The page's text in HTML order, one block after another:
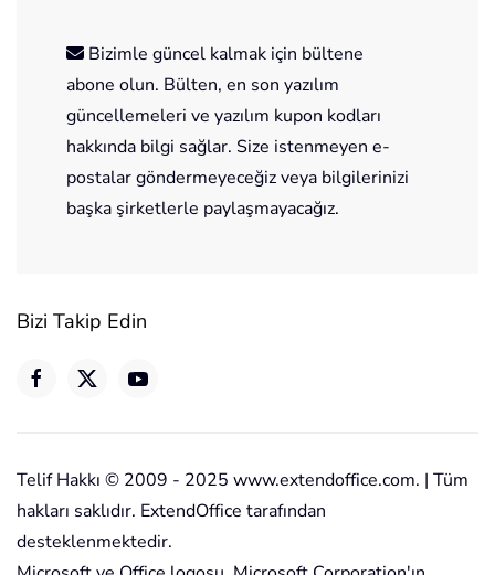
Bizimle güncel kalmak için bültene
abone olun. Bülten, en son yazılım
güncellemeleri ve yazılım kupon kodları
hakkında bilgi sağlar. Size istenmeyen e-
postalar göndermeyeceğiz veya bilgilerinizi
başka şirketlerle paylaşmayacağız.
Bizi Takip Edin
Telif Hakkı © 2009 - 2025 www.extendoffice.com. | Tüm
hakları saklıdır. ExtendOffice tarafından
desteklenmektedir.